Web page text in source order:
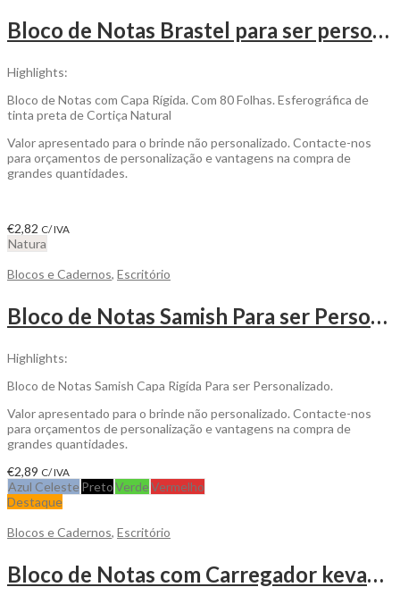
Bloco de Notas Brastel para ser personalizado
Highlights:
Bloco de Notas com Capa Rígida. Com 80 Folhas. Esferográfica de
tinta preta de Cortiça Natural
Valor apresentado para o brinde não personalizado. Contacte-nos
para orçamentos de personalização e vantagens na compra de
grandes quantidades.
€2,82 C/ IVA
Natura
Blocos e Cadernos, Escritório
Bloco de Notas Samish Para ser Personalizado
Highlights:
Bloco de Notas Samish Capa Rigída Para ser Personalizado.
Valor apresentado para o brinde não personalizado. Contacte-nos
para orçamentos de personalização e vantagens na compra de
grandes quantidades.
€2,89 C/ IVA
Azul Celeste PretoVerdeVermelho
Destaque
Blocos e Cadernos, Escritório
Bloco de Notas com Carregador kevant para ser Personalizado